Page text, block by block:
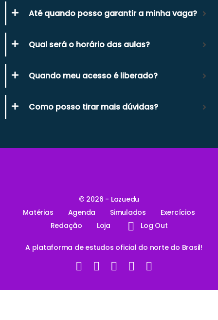
Até quando posso garantir a minha vaga?
Qual será o horário das aulas?
Quando meu acesso é liberado?
Como posso tirar mais dúvidas?
© 2026 - Lazuedu
Matérias
Agenda Simulados
Exercícios
Redação
Loja Log Out
A plataforma de estudos oficial do norte do Brasil!